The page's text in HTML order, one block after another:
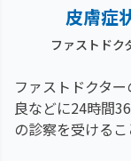
皮膚症
ファストドク
ファストドクタ
良などに24時間
の診察を受けるこ